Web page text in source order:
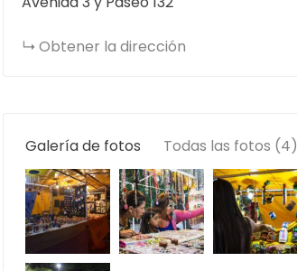
Obtener la dirección
Galería de fotos Todas las fotos (4)